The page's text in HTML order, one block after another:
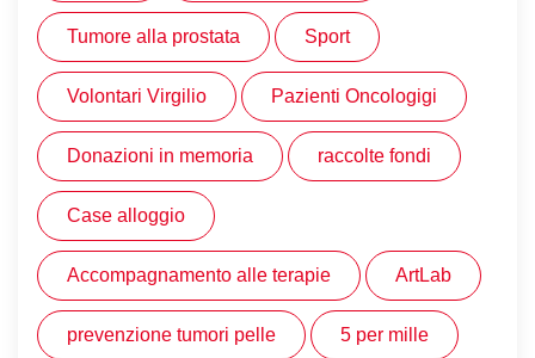
Tumore alla prostata Sport
Volontari Virgilio Pazienti Oncologigi
Donazioni in memoria raccolte fondi
Case alloggio
Accompagnamento alle terapie ArtLab
prevenzione tumori pelle 5 per mille